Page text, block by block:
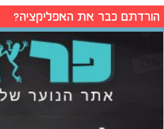
הורדתם כבר את האפליקציה?